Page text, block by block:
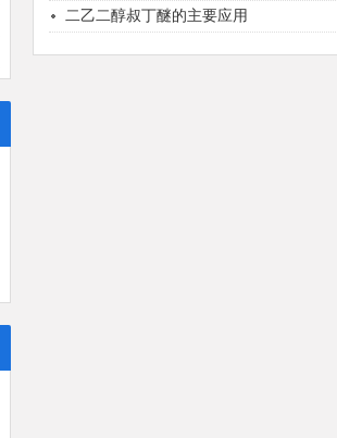
二乙二醇叔丁醚的主要应用